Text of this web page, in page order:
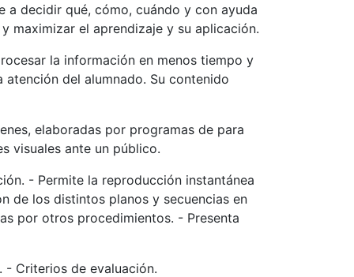
decidir qué, cómo, cuándo y con ayuda
maximizar el aprendizaje y su aplicación.
la información en menos tiempo y
del alumnado. Su contenido
elaboradas por programas de para
visuales ante un público.
- Permite la reproducción instantánea
de los distintos planos y secuencias en
por otros procedimientos. - Presenta
Criterios de evaluación.